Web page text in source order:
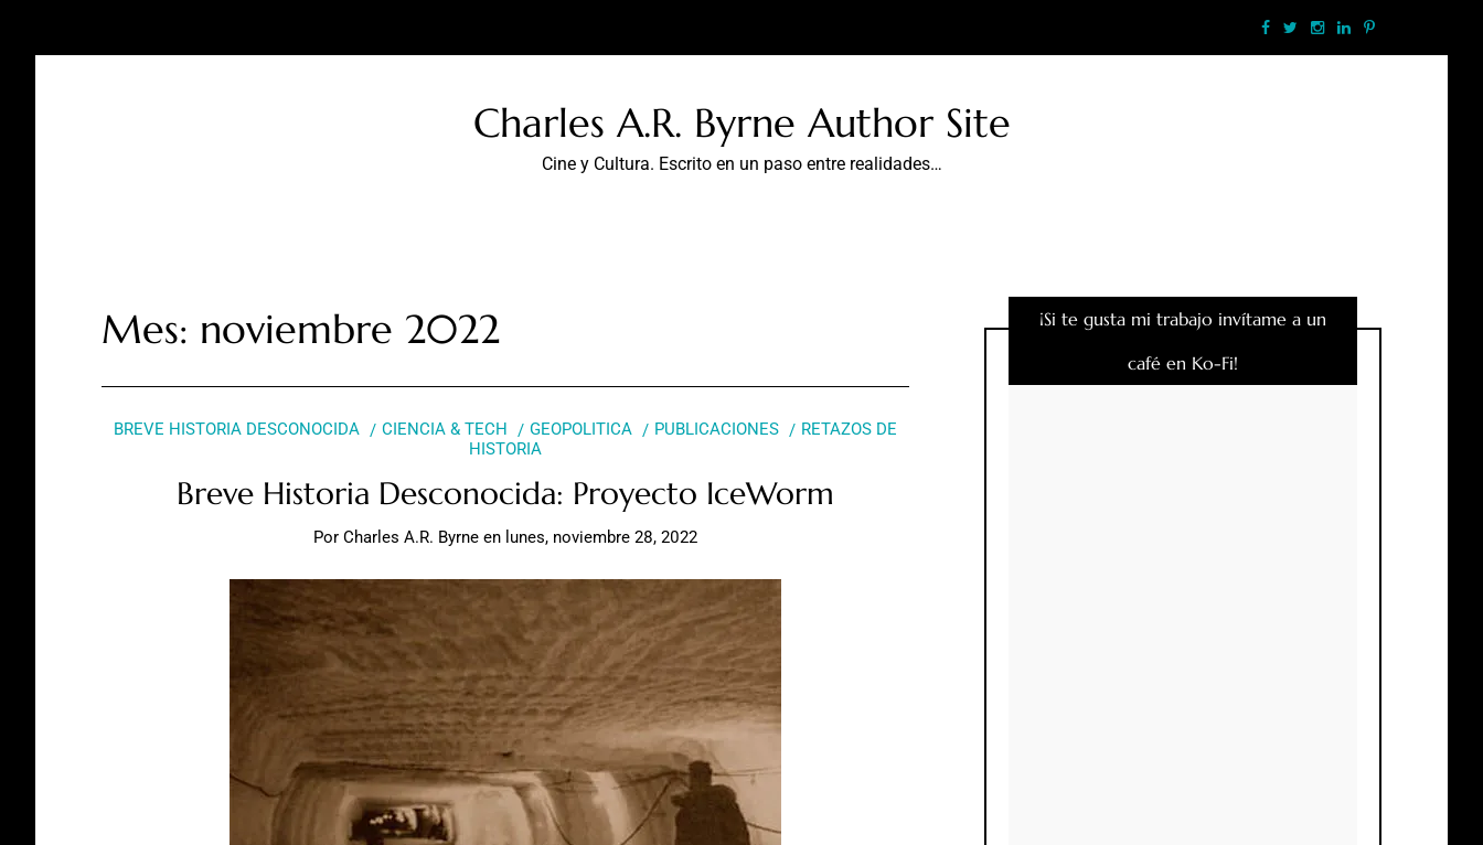
Charles A.R. Byrne Author Site
Cine y Cultura. Escrito en un paso entre realidades…
Mes: noviembre 2022
BREVE HISTORIA DESCONOCIDA CIENCIA & TECH GEOPOLITICA PUBLICACIONES
RETAZOS DE
HISTORIA
Breve Historia Desconocida: Proyecto IceWorm
Por Charles A.R. Byrne en lunes, noviembre 28, 2022
¡Si te gusta mi trabajo invítame a un
café en Ko-Fi!